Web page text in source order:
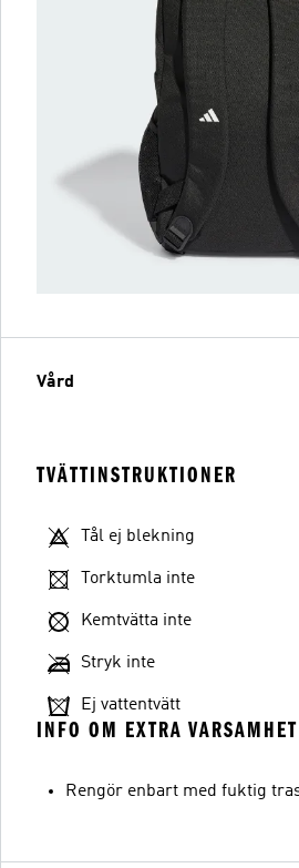
Vård
TVÄTTINSTRUKTIONER
Tål ej blekning
Torktumla inte
Kemtvätta inte
Stryk inte
Ej vattentvätt
INFO OM EXTRA VARSAMHET
Rengör enbart med fuktig